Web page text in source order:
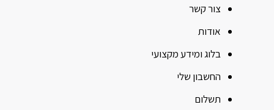
צור קשר
אודות
בלוג ומידע מקצועי
החשבון שלי
תשלום